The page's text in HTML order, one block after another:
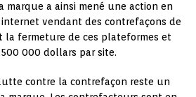
marque a ainsi mené une action en
vendant des contrefaçons de
la fermeture de ces plateformes et
000 dollars par site.
contre la contrefaçon reste un